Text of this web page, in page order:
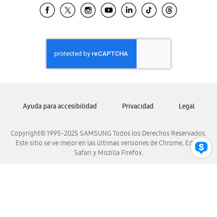
Samsung El Salvador
Samsung Honduras
Samsung Nicaragua
Samsung Panamá
Samsung Venezuela
Copyright© 1995-2025 SAMSUNG Todos los Derechos Reservados.
Este sitio se ve mejor en las últimas versiones de Chrome, Edge,
Safari y Mozilla Firefox.
Ayuda para accesibilidad Privacidad Legal